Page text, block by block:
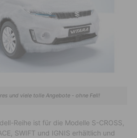
und viele tolle Angebote - ohne Fell!
Reihe ist für die Modelle S-CROSS,
SWIFT und IGNIS erhältlich und